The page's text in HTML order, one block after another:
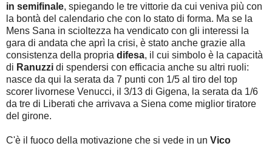
in semifinale, spiegando le tre vittorie da cui veniva più con
la bontà del calendario che con lo stato di forma. Ma se la
Mens Sana in scioltezza ha vendicato con gli interessi la
gara di andata che aprì la crisi, è stato anche grazie alla
consistenza della propria difesa, il cui simbolo è la capacità
di Ranuzzi di spendersi con efficacia anche su altri ruoli:
nasce da qui la serata da 7 punti con 1/5 al tiro del top
scorer livornese Venucci, il 3/13 di Gigena, la serata da 1/6
da tre di Liberati che arrivava a Siena come miglior tiratore
del girone.
C'è il fuoco della motivazione che si vede in un Vico